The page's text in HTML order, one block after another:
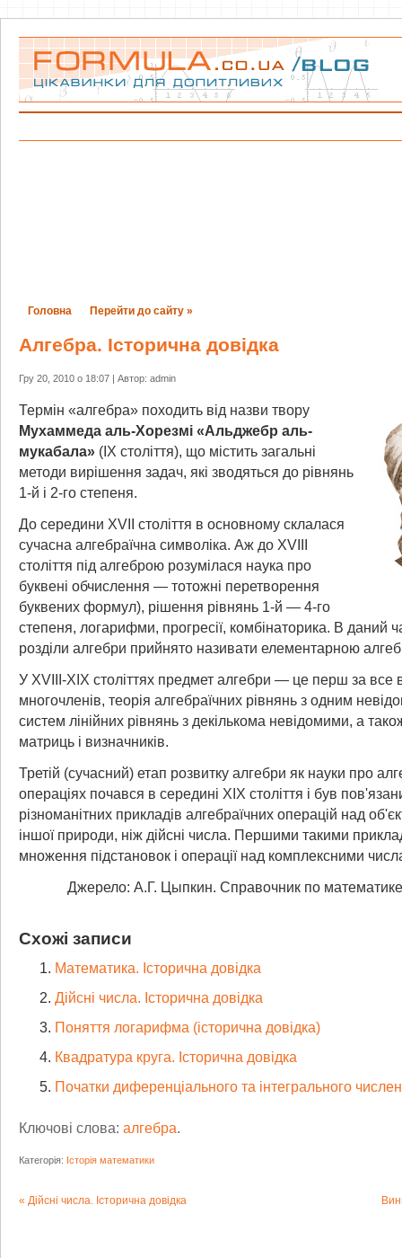
Головна Перейти до сайту »
Алгебра. Історична довідка
Гру 20, 2010 о 18:07 | Автор: admin
Термін «алгебра» походить від назви твору
Мухаммеда аль-Хорезмі «Альджебр аль-
мукабала» (IX століття), що містить загальні
методи вирішення задач, які зводяться до рівнянь
1-й і 2-го степеня.
До середини XVII століття в основному склалася
сучасна алгебраїчна символіка. Аж до XVIII
століття під алгеброю розумілася наука про
буквені обчислення — тотожні перетворення
буквених формул), рішення рівнянь 1-й — 4-го
степеня, логарифми, прогресії, комбінаторика. В даний
розділи алгебри прийнято називати елементарною
У XVIII-XIX століттях предмет алгебри — це перш за все
многочленів, теорія алгебраїчних рівнянь з одним
систем лінійних рівнянь з декількома невідомими, а
матриць і визначників.
Третій (сучасний) етап розвитку алгебри як науки про
операціях почався в середині XIX століття і був
різноманітних прикладів алгебраїчних операцій над
іншої природи, ніж дійсні числа. Першими такими
множення підстановок і операції над комплексними
Джерело: А.Г. Цыпкин. Справочник по
Схожі записи
Математика. Історична довідка
Дійсні числа. Історична довідка
Поняття логарифма (історична довідка)
Квадратура круга. Історична довідка
Початки диференціального та інтегрального
Ключові слова: алгебра.
Категорія: Історія математики
Дійсні числа. Історична довідка